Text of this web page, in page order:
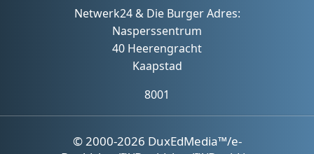
Netwerk24 & Die Burger Adres:
Nasperssentrum
40 Heerengracht
Kaapstad
8001
© 2000-2026 DuxEdMedia™/e-